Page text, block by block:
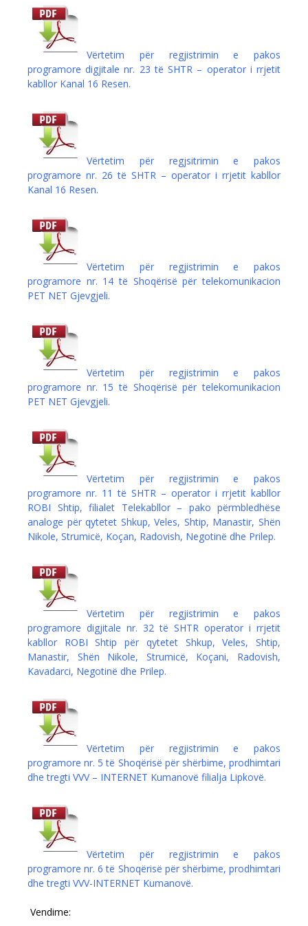
Vërtetim për regjistrimin e pakos
programore digjitale nr. 23 të SHTR – operator i rrjetit
kabllor Kanal 16 Resen.
Vërtetim për regjsitrimin e pakos
programore nr. 26 të SHTR – operator i rrjetit kabllor
Kanal 16 Resen.
Vërtetim për regjistrimin e pakos
programore nr. 14 të Shoqërisë për telekomunikacion
PET NET Gjevgjeli.
Vërtetim për regjistrimin e pakos
programore nr. 15 të Shoqërisë për telekomunikacion
PET NET Gjevgjeli.
Vërtetim për regjistrimin e pakos
programore nr. 11 të SHTR – operator i rrjetit kabllor
ROBI Shtip, filialet Telekabllor – pako përmbledhëse
analoge për qytetet Shkup, Veles, Shtip, Manastir, Shën
Nikole, Strumicë, Koçan, Radovish, Negotinë dhe Prilep.
Vërtetim për regjistrimin e pakos
programore digjitale nr. 32 të SHTR operator i rrjetit
kabllor ROBI Shtip për qytetet Shkup, Veles, Shtip,
Manastir, Shën Nikole, Strumicë, Koçani, Radovish,
Kavadarci, Negotinë dhe Prilep.
Vërtetim për regjistrimin e pakos
programore nr. 5 të Shoqërisë për shërbime, prodhimtari
dhe tregti VVV – INTERNET Kumanovë filialja Lipkovë.
Vërtetim për regjistrimin e pakos
programore nr. 6 të Shoqërisë për shërbime, prodhimtari
dhe tregti VVV-INTERNET Kumanovë.
Vendime: